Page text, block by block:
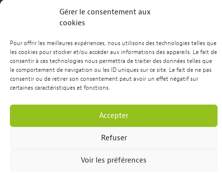
Gérer le consentement aux
cookies
Pour offrir les meilleures expériences, nous utilisons des technologies telles que
les cookies pour stocker et/ou accéder aux informations des appareils. Le fait de
consentir à ces technologies nous permettra de traiter des données telles que
le comportement de navigation ou les ID uniques sur ce site. Le fait de ne pas
consentir ou de retirer son consentement peut avoir un effet négatif sur
certaines caractéristiques et fonctions.
Accepter
Refuser
Voir les préférences
Envie de passer un week-end ou une
semaine chez nous?
Réservation
Site web réalisé par
Politique de confidentialités